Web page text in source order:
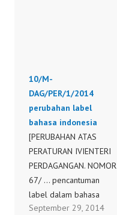
10/M-
DAG/PER/1/2014
perubahan label
bahasa indonesia
[PERUBAHAN ATAS
PERATURAN IVIENTERI
PERDAGANGAN. NOMOR
67/ ... pencantuman
label dalam bahasa
Indonesia pada barang
September 29, 2014